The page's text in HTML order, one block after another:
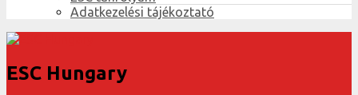
Adatkezelési tájékoztató
ESC Hungary